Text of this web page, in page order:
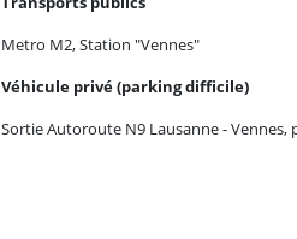
Metro M2, Station "Vennes"
Véhicule privé (parking difficile)
Sortie Autoroute N9 Lausanne - Vennes,